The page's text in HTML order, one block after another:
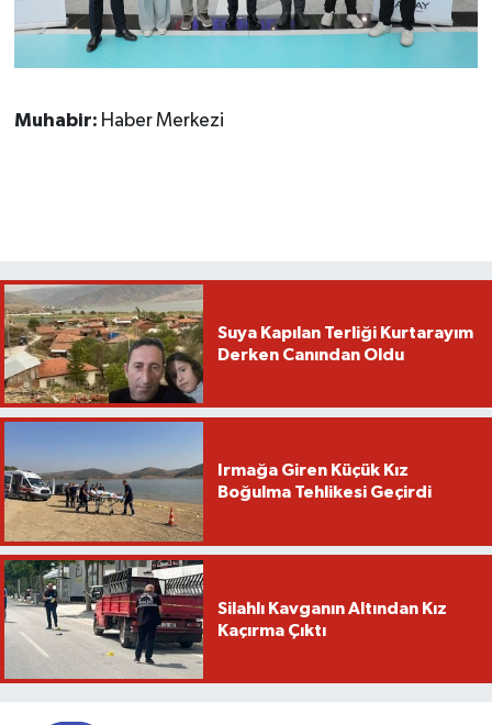
Muhabir: Haber Merkezi
Suya Kapılan Terliği Kurtarayım
Derken Canından Oldu
Irmağa Giren Küçük Kız
Boğulma Tehlikesi Geçirdi
Silahlı Kavganın Altından Kız
Kaçırma Çıktı